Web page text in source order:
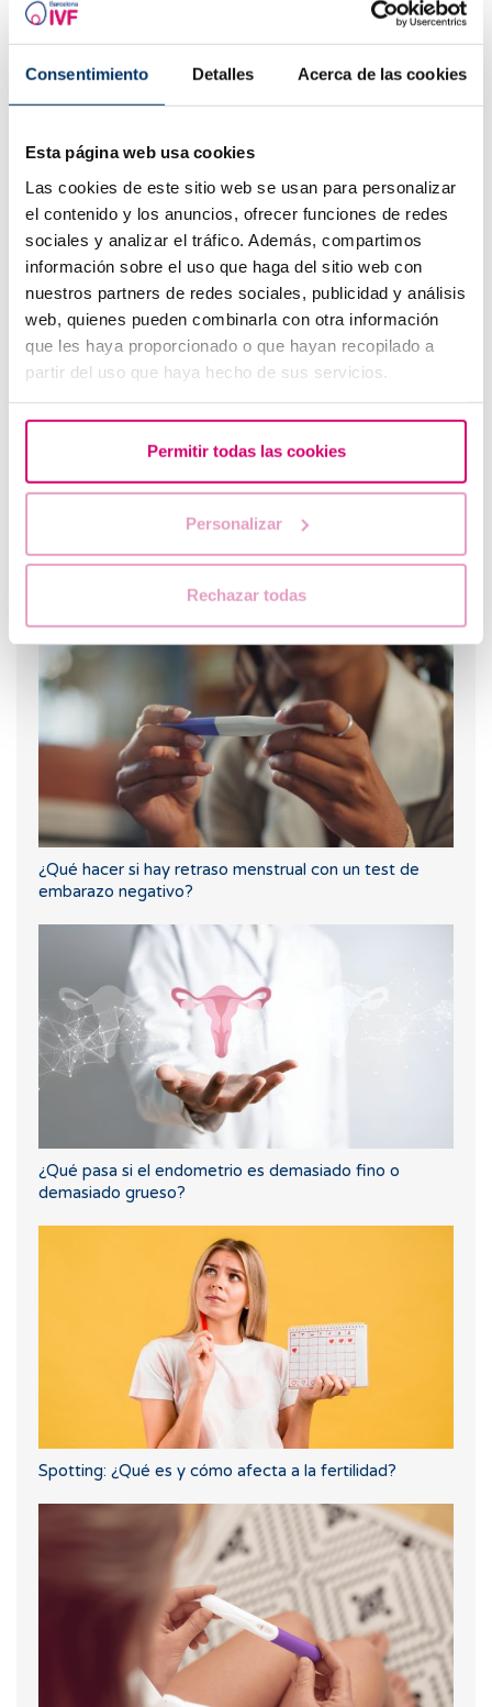
Consentimiento Detalles Acerca de las cookies
Esta página web usa cookies
Las cookies de este sitio web se usan para personalizar
el contenido y los anuncios, ofrecer funciones de redes
sociales y analizar el tráfico. Además, compartimos
información sobre el uso que haga del sitio web con
nuestros partners de redes sociales, publicidad y análisis
web, quienes pueden combinarla con otra información
que les haya proporcionado o que hayan recopilado a
partir del uso que haya hecho de sus servicios.
Permitir todas las cookies
Personalizar
Rechazar todas
¿Puedo quedar embarazada si he tenido o tengo
quistes en los ovarios?
¿Cuáles son los síntomas de implantación embrionaria?
¿Qué hacer si hay retraso menstrual con un test de
embarazo negativo?
¿Qué pasa si el endometrio es demasiado fino o
demasiado grueso?
Spotting: ¿Qué es y cómo afecta a la fertilidad?